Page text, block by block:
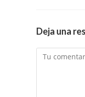
Deja una